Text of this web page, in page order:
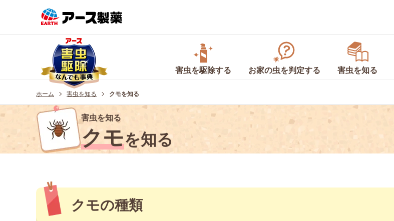
害虫を駆除する お家の虫を判定する 害虫を知る
ホーム 害虫を知る クモを知る
害虫を知る
クモを知る
クモの種類